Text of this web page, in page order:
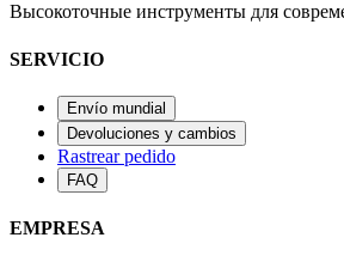
Высокоточные инструменты для
SERVICIO
Envío mundial
Devoluciones y cambios
Rastrear pedido
FAQ
EMPRESA